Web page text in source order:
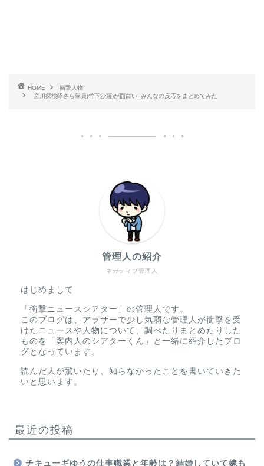
HOME
衝撃人物
宮川探検隊さら隊員(竹下沙羅)が面白い!!みんなの反応をまとめてみた
ネガティブ管理人
管理人の紹介
はじめまして
「衝撃ニュースシアター」の管理人です。
このブログは、アラサーで少し気弱な管理人が衝撃を受
けたニュースや人物について、調べたりまとめたりした
ものを「案内人のシアターくん」と一緒に紹介したブロ
グとなっています。
読んだ人が驚いたり、知らなかったことを書いていきた
いと思います。
最近の投稿
チキューギゆうの仕事職業と年齢は？結婚していて嫁も